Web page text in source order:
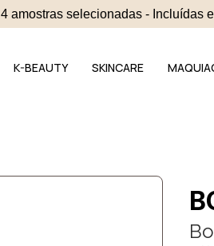
4 amostras selecionadas - Incluídas
K-BEAUTY SKINCARE